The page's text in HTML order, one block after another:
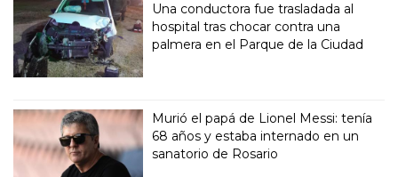
Una conductora fue trasladada al
hospital tras chocar contra una
palmera en el Parque de la Ciudad
Murió el papá de Lionel Messi: tenía
68 años y estaba internado en un
sanatorio de Rosario